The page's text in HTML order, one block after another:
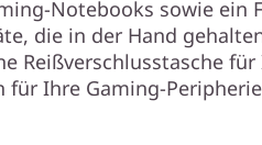
Notebooks sowie ein
die in der Hand
Reißverschlusstasche
für Ihre Gaming-